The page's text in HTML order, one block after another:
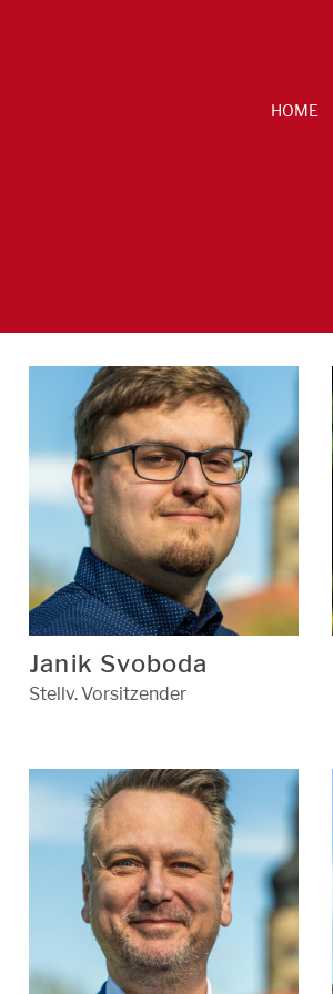
HOME
Janik Svoboda
Stellv. Vorsitzender